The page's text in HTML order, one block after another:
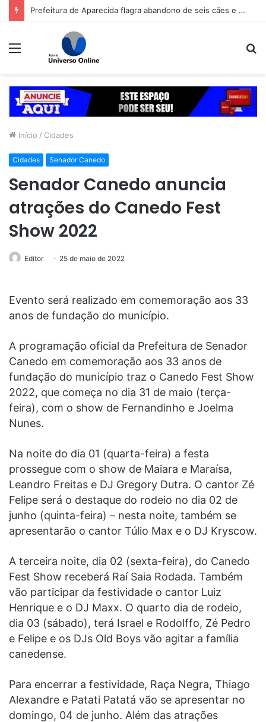
Prefeitura de Aparecida flagra abandono de seis cães e reitera que o ato é crime inafiançável
Menu
Início / Cidades
Cidades Senador Canedo
Senador Canedo anuncia
atrações do Canedo Fest
Show 2022
Editor 25 de maio de 2022
Evento será realizado em comemoração aos 33
anos de fundação do município.
A programação oficial da Prefeitura de Senador
Canedo em comemoração aos 33 anos de
fundação do município traz o Canedo Fest Show
2022, que começa no dia 31 de maio (terça-
feira), com o show de Fernandinho e Joelma
Nunes.
Na noite do dia 01 (quarta-feira) a festa
prossegue com o show de Maiara e Maraísa,
Leandro Freitas e DJ Gregory Dutra. O cantor Zé
Felipe será o destaque do rodeio no dia 02 de
junho (quinta-feira) – nesta noite, também se
apresentarão o cantor Túlio Max e o DJ Kryscow.
A terceira noite, dia 02 (sexta-feira), do Canedo
Fest Show receberá Raí Saia Rodada. Também
vão participar da festividade o cantor Luiz
Henrique e o DJ Maxx. O quarto dia de rodeio,
dia 03 (sábado), terá Israel e Rodolffo, Zé Pedro
e Felipe e os DJs Old Boys vão agitar a família
canedense.
Para encerrar a festividade, Raça Negra, Thiago
Alexandre e Patati Patatá vão se apresentar no
domingo, 04 de junho. Além das atrações